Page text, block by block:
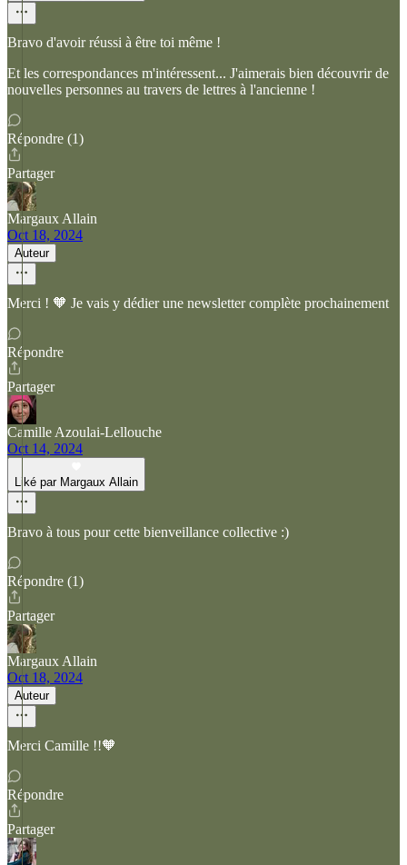
Bravo d'avoir réussi à être toi même !
Et les correspondances m'intéressent... J'aimerais bien découvrir de
nouvelles personnes au travers de lettres à l'ancienne !
Répondre (1)
Partager
Margaux Allain
Oct 18, 2024
Auteur
Merci ! 🧡 Je vais y dédier une newsletter complète prochainement
Répondre
Partager
Camille Azoulai-Lellouche
Oct 14, 2024
Liké par Margaux Allain
Bravo à tous pour cette bienveillance collective :)
Répondre (1)
Partager
Margaux Allain
Oct 18, 2024
Auteur
Merci Camille !!🧡
Répondre
Partager